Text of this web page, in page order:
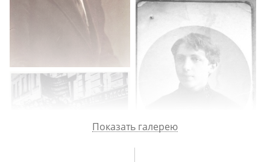
Показать галерею